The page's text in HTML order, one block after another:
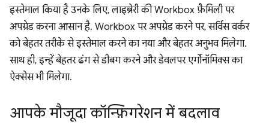
इस्तेमाल किया है उनके लिए, लाइब्रेरी की Workbox फ़ैमिली पर
अपग्रेड करना आसान है. Workbox पर अपग्रेड करने पर, सर्विस वर्कर
को बेहतर तरीके से इस्तेमाल करने का नया और बेहतर अनुभव मिलेगा.
साथ ही, इन्हें बेहतर ढंग से डीबग करने और डेवलपर एर्गोनॉमिक्स का
ऐक्सेस भी मिलेगा.
आपके मौजूदा कॉन्फ़िगरेशन में बदलाव